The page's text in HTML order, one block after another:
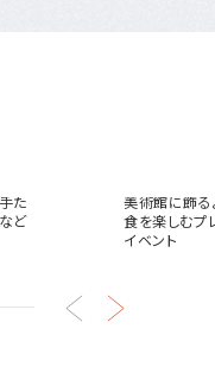
た
ど
美術館に飾
食を楽しむプ
イベント